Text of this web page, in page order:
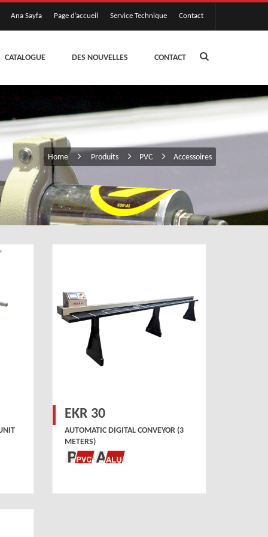
Ana Sayfa Page d’accueil Service Technique Contact
CATALOGUE DES NOUVELLES CONTACT
Home Produits PVC Accessoires
EKR 30
AUTOMATIC DIGITAL CONVEYOR (3
METERS)